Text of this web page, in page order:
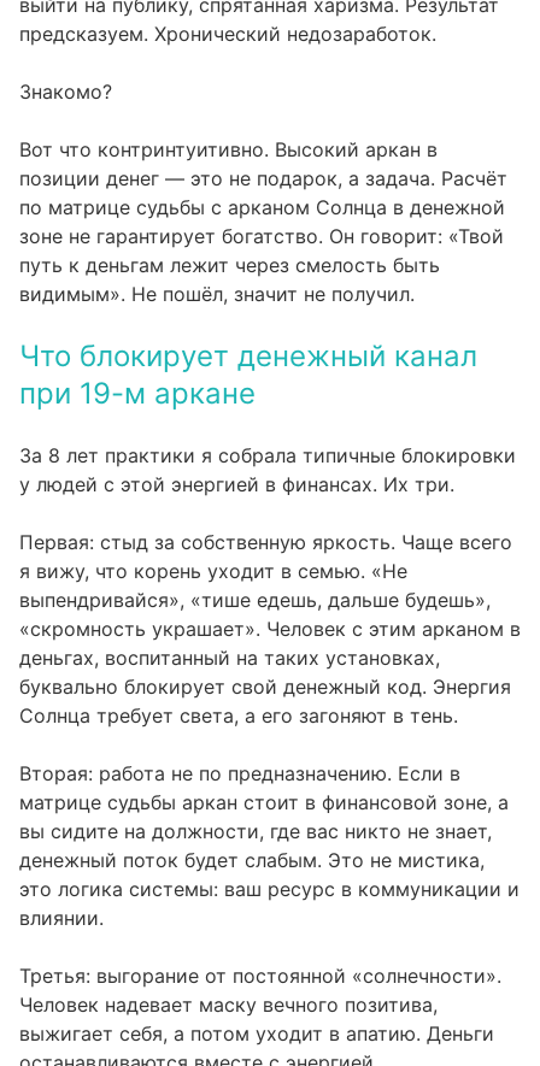
выйти на публику, спрятанная харизма. Результат
предсказуем. Хронический недозаработок.
Знакомо?
Вот что контринтуитивно. Высокий аркан в
позиции денег — это не подарок, а задача. Расчёт
по матрице судьбы с арканом Солнца в денежной
зоне не гарантирует богатство. Он говорит: «Твой
путь к деньгам лежит через смелость быть
видимым». Не пошёл, значит не получил.
Что блокирует денежный канал
при 19-м аркане
За 8 лет практики я собрала типичные блокировки
у людей с этой энергией в финансах. Их три.
Первая: стыд за собственную яркость. Чаще всего
я вижу, что корень уходит в семью. «Не
выпендривайся», «тише едешь, дальше будешь»,
«скромность украшает». Человек с этим арканом в
деньгах, воспитанный на таких установках,
буквально блокирует свой денежный код. Энергия
Солнца требует света, а его загоняют в тень.
Вторая: работа не по предназначению. Если в
матрице судьбы аркан стоит в финансовой зоне, а
вы сидите на должности, где вас никто не знает,
денежный поток будет слабым. Это не мистика,
это логика системы: ваш ресурс в коммуникации и
влиянии.
Третья: выгорание от постоянной «солнечности».
Человек надевает маску вечного позитива,
выжигает себя, а потом уходит в апатию. Деньги